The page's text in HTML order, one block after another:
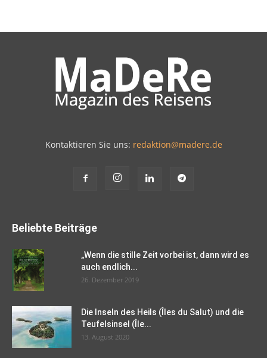
Kontaktieren Sie uns: redaktion@madere.de
Beliebte Beiträge
„Wenn die stille Zeit vorbei ist, dann wird es
auch endlich...
26. Dezember 2019
Die Inseln des Heils (Îles du Salut) und die
Teufelsinsel (Île...
13. August 2020